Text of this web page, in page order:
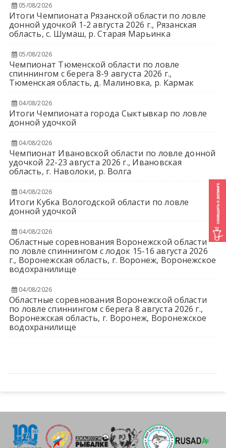
05/08/2026
Итоги Чемпионата Рязанской области по ловле
донной удочкой 1-2 августа 2026 г., Рязанская
область, с. Шумаш, р. Старая Марьинка
05/08/2026
Чемпионат Тюменской области по ловле
спиннингом с берега 8-9 августа 2026 г.,
Тюменская область, д. Малиновка, р. Кармак
04/08/2026
Итоги Чемпионата города Сыктывкар по ловле
донной удочкой
04/08/2026
Чемпионат Ивановской области по ловле донной
удочкой 22-23 августа 2026 г., Ивановская
область, г. Наволоки, р. Волга
04/08/2026
Итоги Кубка Вологодской области по ловле
донной удочкой
04/08/2026
Областные соревнования Воронежской области
по ловле спиннингом с лодок 15-16 августа 2026
г., Воронежская область, г. Воронеж, Воронежское
водохранилище
04/08/2026
Областные соревнования Воронежской области
по ловле спиннингом с берега 8 августа 2026 г.,
Воронежская область, г. Воронеж, Воронежское
водохранилище